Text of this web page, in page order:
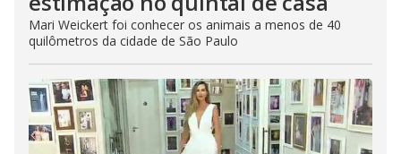
Mari Weickert foi conhecer os animais a menos de 40
quilômetros da cidade de São Paulo